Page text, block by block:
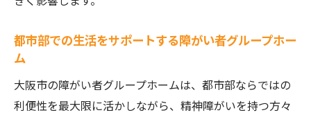
精神障がい者に寄り添うホームの選び方
優しい環境を提供するホームの選び方
の実践ガイド
失敗しないための選び方の基本
都市部での生活をサポートする障がい者グループホー
ム
大阪市の障がい者グループホームは、都市部ならではの
利便性を最大限に活かしながら、精神障がいを持つ方々